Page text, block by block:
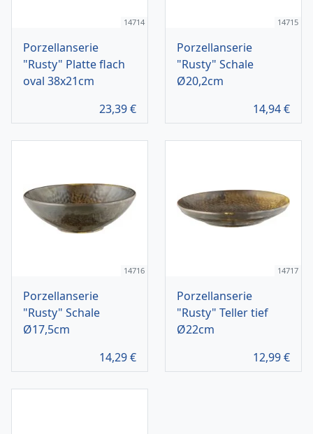
14714
Porzellanserie
"Rusty" Platte flach
oval 38x21cm
23,39€
14715
Porzellanserie
"Rusty" Schale
Ø20,2cm
14,94€
14716
Porzellanserie
"Rusty" Schale
Ø17,5cm
14,29€
14717
Porzellanserie
"Rusty" Teller tief
Ø22cm
12,99€